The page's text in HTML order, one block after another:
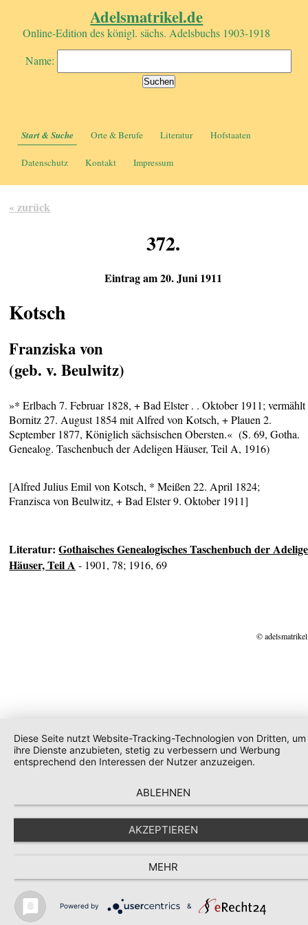
Adelsmatrikel.de
Online-Edition des königl. sächs. Adelsbuchs 1903-1918
Name:
Start & Suche Orte & Berufe Literatur Hofstaaten
Datenschutz Kontakt Impressum
« zurück
372.
Eintrag am 20. Juni 1911
Kotsch
Franziska von
(geb. v. Beulwitz)
»* Erlbach 7. Februar 1828, + Bad Elster . . Oktober 1911; vermählt
Bornitz 27. August 1854 mit Alfred von Kotsch, + Plauen 2.
September 1877, Königlich sächsischen Obersten.« (S. 69, Gotha.
Genealog. Taschenbuch der Adeligen Häuser, Teil A, 1916)
[Alfred Julius Emil von Kotsch, * Meißen 22. April 1824;
Franzisca von Beulwitz, + Bad Elster 9. Oktober 1911]
Literatur:Gothaisches Genealogisches Taschenbuch der
Häuser, Teil A - 1901, 78; 1916, 69
©
Diese Seite nutzt Website-Tracking-Technologien von Dritten, um
ihre Dienste anzubieten, stetig zu verbessern und Werbung
entsprechend den Interessen der Nutzer anzuzeigen.
ABLEHNEN
AKZEPTIEREN
MEHR
Powered by &